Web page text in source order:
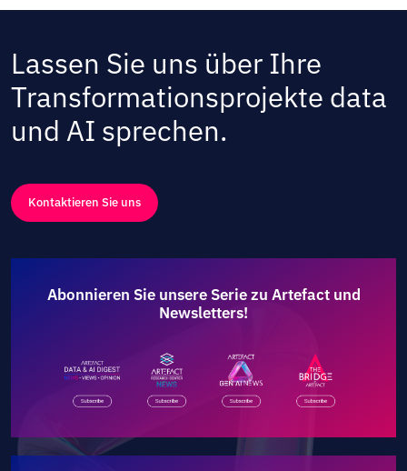
Lassen Sie uns über Ihre
Transformationsprojekte data
und AI sprechen.
Kontaktieren Sie uns
Abonnieren Sie unsere Serie zu Artefact und
Newsletters!